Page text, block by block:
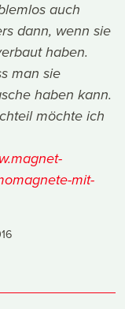
auch
dann, wenn sie
haben.
man sie
haben kann.
möchte ich
mit-